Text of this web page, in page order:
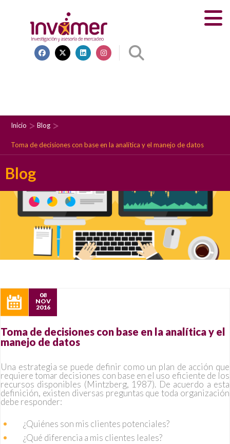
Inicio Blog
Toma de decisiones con base en la analítica y el manejo de datos
Blog
08
NOV
2016
Toma de decisiones con base en la analítica y el
manejo de datos
Una estrategia se puede definir como un plan de acción que
requiere tomar decisiones con base en el uso eficiente de los
recursos disponibles (Mintzberg, 1987). De acuerdo a esta
definición, existen diversas preguntas que toda organización
debe responder:
¿Quiénes son mis clientes potenciales?
¿Qué diferencia a mis clientes leales?